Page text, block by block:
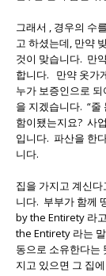
그래서 , 경우의 수
고 하셨는데, 만약
것이 맞습니다. 만
합니다. 만약 옷가
누가 보증인으로
을 지겠습니다. “줄
함이됐는지요? 사
입니다. 파산을 한
니다.
집을 가지고 계신
니다. 부부가 함께
by the Entirety 라
the Entirety 라는
동으로 소유한다는
지고 있으면 그 집